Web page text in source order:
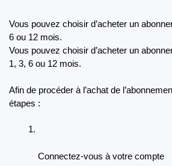
Comment vider le cache et effacer
Comment changer mon âge/nom
Profils frauduleux
un abonnement d'une semaine /
Vous pouvez choisir d’acheter un
6 ou 12 mois.
Vous pouvez choisir d’acheter un
1, 3, 6 ou 12 mois.
Afin de procéder à l’achat de
étapes :
Connectez-vous à votre compte